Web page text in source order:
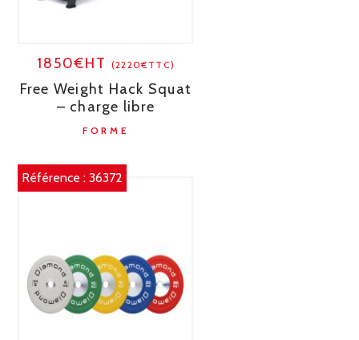
1850€HT (2220€TTC)
Free Weight Hack Squat
– charge libre
FORME
Référence :36372